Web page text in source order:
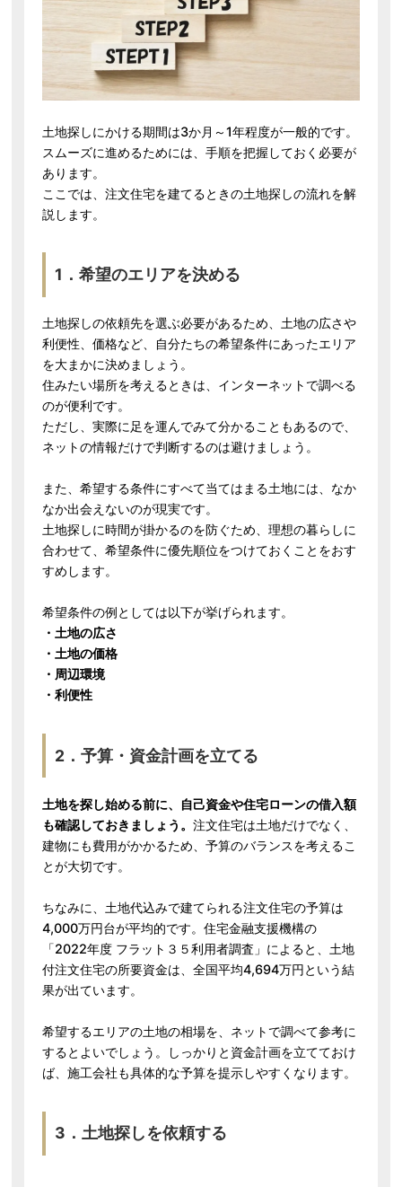
土地探しにかける期間は3か月～1年程度が一般的です。
スムーズに進めるためには、手順を把握しておく必要が
あります。
ここでは、注文住宅を建てるときの土地探しの流れを解
説します。
1．希望のエリアを決める
土地探しの依頼先を選ぶ必要があるため、土地の広さや
利便性、価格など、自分たちの希望条件にあったエリア
を大まかに決めましょう。
住みたい場所を考えるときは、インターネットで調べる
のが便利です。
ただし、実際に足を運んでみて分かることもあるので、
ネットの情報だけで判断するのは避けましょう。
また、希望する条件にすべて当てはまる土地には、なか
なか出会えないのが現実です。
土地探しに時間が掛かるのを防ぐため、理想の暮らしに
合わせて、希望条件に優先順位をつけておくことをおす
すめします。
希望条件の例としては以下が挙げられます。
・土地の広さ
・土地の価格
・周辺環境
・利便性
2．予算・資金計画を立てる
土地を探し始める前に、自己資金や住宅ローンの借入額
も確認しておきましょう。 注文住宅は土地だけでなく、
建物にも費用がかかるため、予算のバランスを考えるこ
とが大切です。
ちなみに、土地代込みで建てられる注文住宅の予算は
4,000万円台が平均的です。住宅金融支援機構の
「2022年度 フラット３５利用者調査」によると、土地
付注文住宅の所要資金は、全国平均4,694万円という結
果が出ています。
希望するエリアの土地の相場を、ネットで調べて参考に
するとよいでしょう。しっかりと資金計画を立てておけ
ば、施工会社も具体的な予算を提示しやすくなります。
3．土地探しを依頼する